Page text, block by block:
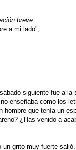
breve:
a mi lado",
siguiente fue a
enseñaba como los
hombre que tenía un
¿Has venido a
grito muy fuerte salió.